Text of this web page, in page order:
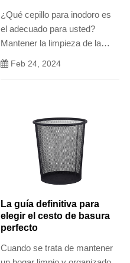
¿Qué cepillo para inodoro es
el adecuado para usted?
Mantener la limpieza de la
taza del inodoro es
Feb 24, 2024
La guía definitiva para
elegir el cesto de basura
perfecto
Cuando se trata de mantener